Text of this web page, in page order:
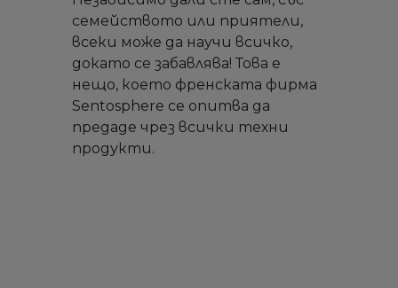
семейството или приятели,
всеки може да научи всичко,
докато се забавлява! Това е
нещо, което френската фирма
Sentosphere се опитва да
предаде чрез всички техни
продукти.